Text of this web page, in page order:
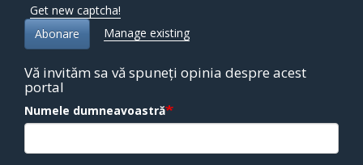
Get new captcha!
Abonare
Manage existing
Vă invităm sa vă spuneți opinia despre acest
portal
Numele dumneavoastră